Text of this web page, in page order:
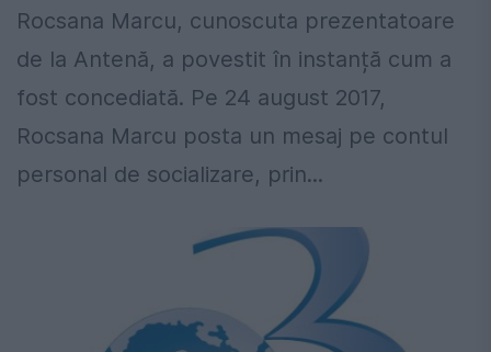
Rocsana Marcu, cunoscuta prezentatoare
de la Antenă, a povestit în instanță cum a
fost concediată. Pe 24 august 2017,
Rocsana Marcu posta un mesaj pe contul
personal de socializare, prin...